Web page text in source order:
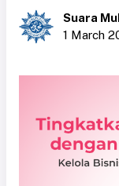
Suara
1 March